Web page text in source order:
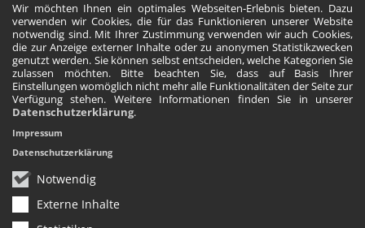
Wir möchten Ihnen ein optimales Webseiten-Erlebnis bieten. Dazu
verwenden wir Cookies, die für das Funktionieren unserer Website
notwendig sind. Mit Ihrer Zustimmung verwenden wir auch Cookies,
die zur Anzeige externer Inhalte oder zu anonymen Statistikzwecken
genutzt werden. Sie können selbst entscheiden, welche Kategorien Sie
zulassen möchten. Bitte beachten Sie, dass auf Basis Ihrer
Einstellungen womöglich nicht mehr alle Funktionalitäten der Seite zur
Verfügung stehen. Weitere Informationen finden Sie in unserer
Datenschutzerklärung.
Notwendig
Externe Inhalte
Impressum
Datenschutzerklärung